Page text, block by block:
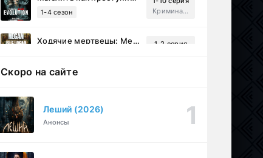
1-4 сезон
Криминал, Детектив, Триллер, Драма
Ходячие мертвецы: Мертвый город (2023)
1-2 серия
Скоро на сайте
Леший (2026)
Анонсы